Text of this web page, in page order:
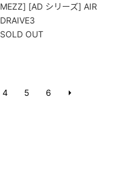
MEZZ] [AD シリーズ] AIR
DRAIVE3
SOLD OUT
4 5 6